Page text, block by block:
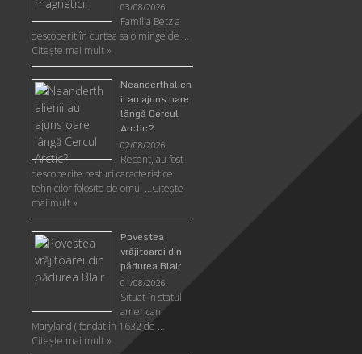
03/08/2026
Familia Betz a
descoperit în curtea sa o minge de …
Citeşte mai mult »
Neanderthalien
ii au ajuns oare
lângă Cercul
Arctic?
02/08/2026
Recent, au fost
descoperite resturi caracteristice
tehnicilor folosite de omul …Citeşte
mai mult »
Povestea
vrăjitoarei din
pădurea Blair
01/08/2026
Situat în statul
american
Maryland ( fondat în 1632 de …
Citeşte mai mult »